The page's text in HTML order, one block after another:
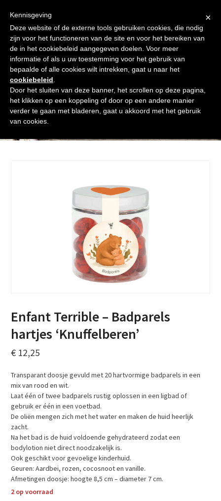
content
Afrekenen
Winkelmand Shop
Open
mobile
menu
Close
mobile
menu
Shop
Enfant Terrible – Badparels
hartjes ‘Knuffelberen’
€ 12,25
Transparant doosje gevuld met 20 hartvormige badparels in een
mix van rood en wit.
Laat één of twee badparels rustig oplossen in een ligbad of
gebruik er één in een voetbad.
De oliën mengen zich met het water en maken de huid heerlijk
zacht.
Na het bad is de huid voldoende gehydrateerd zodat een
bodylotion niet direct noodzakelijk is.
Ook geschikt voor gevoelige kinderhuid.
Geuren: Aardbei, rozen, cocosnoot en vanille.
Afmetingen doosje: hoogte 8,5 cm – diameter 7 cm.
2 op voorraad
×
Kennisgeving
Deze website of de externe tools gebruiken cookies, die nodig
zijn voor het functioneren van de site en voor het bereiken van
de in het cookiebeleid aangegeven doelen. Voor meer
informatie of als u uw toestemming voor het gebruik van
bepaalde of alle cookies wilt intrekken, gaat u naar het
cookiebeleid
Door het sluiten van deze banner, het scrollen op deze pagina,
het klikken op een koppeling of door op een andere manier
verder te gaan met bladeren, gaat u akkoord met het gebruik
van cookies.